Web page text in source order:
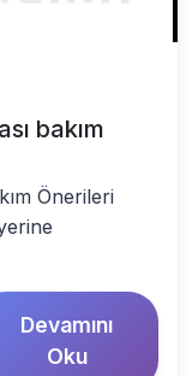
bakım
Önerileri
Devamını
Oku